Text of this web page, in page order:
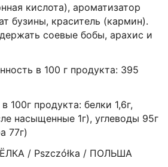
кислота), ароматизатор
бузины, краситель (кармин).
соевые бобы, арахис и
в 100 г продукта: 395
100г продукта: белки 1,6г,
насыщенные 1г), углеводы 95г
77г)
/ Pszczółka / ПОЛЬША